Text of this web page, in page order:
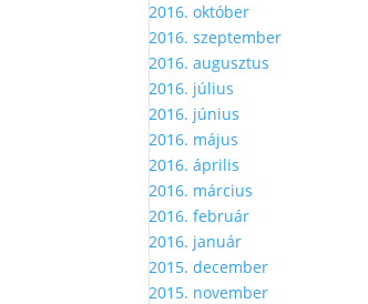
2016. október
2016. szeptember
2016. augusztus
2016. július
2016. június
2016. május
2016. április
2016. március
2016. február
2016. január
2015. december
2015. november